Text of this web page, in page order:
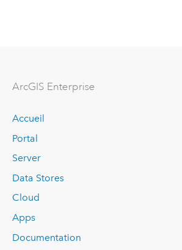
ArcGIS Enterprise
Accueil
Portal
Server
Data Stores
Cloud
Apps
Documentation